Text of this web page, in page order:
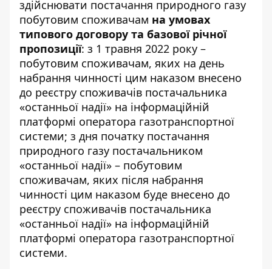
здійснювати постачання природного газу
побутовим споживачам на умовах
типового договору та базової річної
пропозиції: з 1 травня 2022 року –
побутовим споживачам, яких на день
набрання чинності цим наказом внесено
до реєстру споживачів постачальника
«останньої надії» на інформаційній
платформі оператора газотранспортної
системи; з дня початку постачання
природного газу постачальником
«останньої надії» – побутовим
споживачам, яких після набрання
чинності цим наказом буде внесено до
реєстру споживачів постачальника
«останньої надії» на інформаційній
платформі оператора газотранспортної
системи.